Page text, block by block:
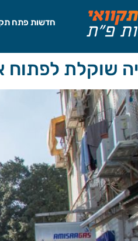
חדשות פתח
שוקלת